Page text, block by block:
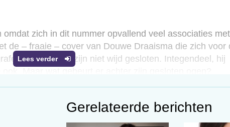
Lees verder
omdat zich in dit nummer opvallend veel associaties met
de – fraaie – cover van Douwe Draaisma die zich voor
Zijn ogen zijn niet wijd gesloten. Integendeel, hij
Dat leert althans een historische passage over het
van der Sar en Martijn Arns over neurofeedback.
Gerelateerde berichten